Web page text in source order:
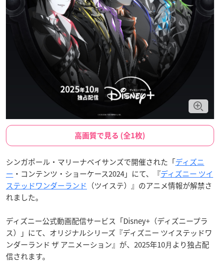
高画質で見る (全1枚)
シンガポール・マリーナベイサンズで開催された「ディズニ
ー ・コンテンツ・ショーケース2024」にて、『ディズニー ツイ
ステッドワンダーランド （ツイステ）』のアニメ情報が解禁さ
れました。
ディズニー公式動画配信サービス「Disney+（ディズニープラ
ス）」にて、オリジナルシリーズ『ディズニー ツイステッドワ
ンダーランド ザ アニメーション』が、2025年10⽉より独占配
信されます。